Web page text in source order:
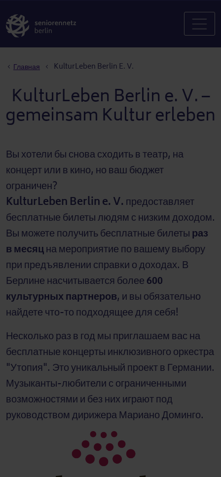
Главная KulturLeben Berlin E. V.
KulturLeben Berlin e. V. –
gemeinsam Kultur erleben
Вы хотели бы снова сходить в театр, на
концерт или в кино, но ваш бюджет
ограничен?
KulturLeben Berlin e. V. предоставляет
бесплатные билеты людям с низким доходом.
Вы можете получить бесплатные билетыраз
в месяцна мероприятие по вашему выбору
при предъявлении справки о доходах. В
Берлине насчитывается более600
культурных партнеров, и вы обязательно
найдете что-то подходящее для себя!
Несколько раз в год мы приглашаем вас на
бесплатные концерты инклюзивного оркестра
"Утопия". Это уникальный проект в Германии.
Музыканты-любители с ограниченными
возможностями и без них играют под
руководством дирижера Мариано Доминго.